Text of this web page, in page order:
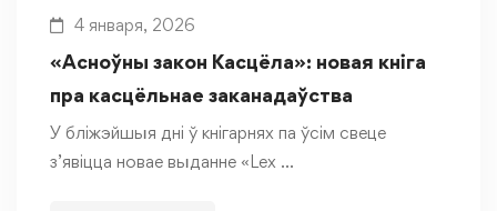
4 января, 2026
«Асноўны закон Касцёла»: новая кніга
пра касцёльнае заканадаўства
У бліжэйшыя дні ў кнігарнях па ўсім свеце
з’явіцца новае выданне «Lex …